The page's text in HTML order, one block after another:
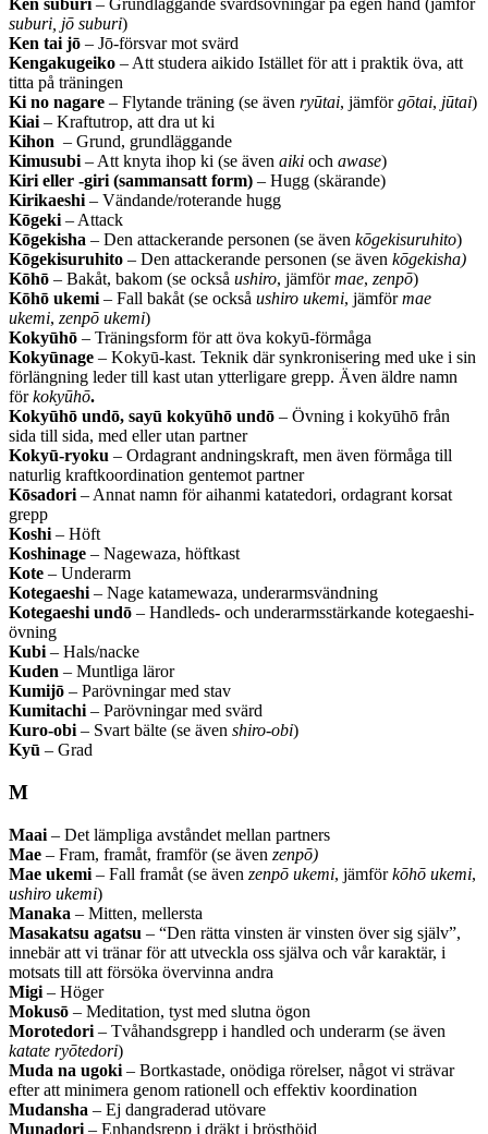
Ken suburi – Grundläggande svärdsövningar på egen hand (jämför
suburi, jō suburi)
Ken tai jō – Jō-försvar mot svärd
Kengakugeiko – Att studera aikido Istället för att i praktik öva, att
titta på träningen
Ki no nagare – Flytande träning (se även ryūtai, jämförgōtai, jūtai)
Kiai – Kraftutrop, att dra ut ki
Kihon – Grund, grundläggande
Kimusubi – Att knyta ihop ki (se även aiki och awase)
Kiri eller -giri (sammansatt form) – Hugg (skärande)
Kirikaeshi – Vändande/roterande hugg
Kōgeki – Attack
Kōgekisha – Den attackerande personen (se även kōgekisuruhito)
Kōgekisuruhito – Den attackerande personen (se även kōgekisha)
Kōhō – Bakåt, bakom (se också ushiro, jämförmae, zenpō)
Kōhō ukemi – Fall bakåt (se också ushiro ukemi, jämförmae
ukemi, zenpō ukemi)
Kokyūhō – Träningsform för att öva kokyū-förmåga
Kokyūnage – Kokyū-kast. Teknik där synkronisering med uke i sin
förlängning leder till kast utan ytterligare grepp. Även äldre namn
förkokyūhō.
Kokyūhō undō, sayū kokyūhō undō – Övning i kokyūhō från
sida till sida, med eller utan partner
Kokyū-ryoku – Ordagrant andningskraft, men även förmåga till
naturlig kraftkoordination gentemot partner
Kōsadori – Annat namn för aihanmi katatedori, ordagrant korsat
grepp
Koshi – Höft
Koshinage – Nagewaza, höftkast
Kote – Underarm
Kotegaeshi – Nage katamewaza, underarmsvändning
Kotegaeshi undō – Handleds- och underarmsstärkande kotegaeshi-
övning
Kubi – Hals/nacke
Kuden – Muntliga läror
Kumijō – Parövningar med stav
Kumitachi – Parövningar med svärd
Kuro-obi – Svart bälte (se även shiro-obi)
Kyū – Grad
M
Maai – Det lämpliga avståndet mellan partners
Mae – Fram, framåt, framför (se även zenpō)
Mae ukemi – Fall framåt (se även zenpō ukemi, jämförkōhō ukemi,
ushiro ukemi)
Manaka – Mitten, mellersta
Masakatsu agatsu – “Den rätta vinsten är vinsten över sig själv”,
innebär att vi tränar för att utveckla oss själva och vår karaktär, i
motsats till att försöka övervinna andra
Migi – Höger
Mokusō – Meditation, tyst med slutna ögon
Morotedori – Tvåhandsgrepp i handled och underarm (se även
katate ryōtedori)
Muda na ugoki – Bortkastade, onödiga rörelser, något vi strävar
efter att minimera genom rationell och effektiv koordination
Mudansha – Ej dangraderad utövare
Munadori – Enhandsrepp i dräkt i brösthöjd